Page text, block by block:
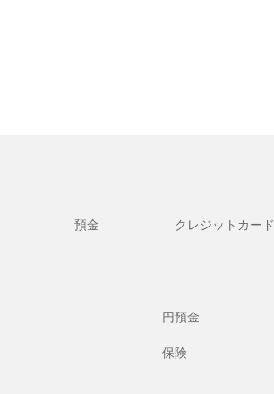
預金 クレジットカード
円預金
保険